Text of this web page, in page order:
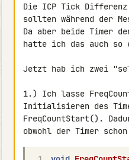
Die ICP Tick
sollten während der
Da aber beide Timer
hatte ich das auch so
Jetzt hab ich zwei
1.) Ich lasse
Initialisieren des
FreqCountStart().